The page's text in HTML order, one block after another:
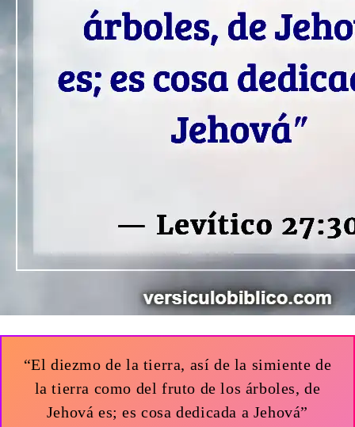
“El diezmo de la tierra, así de la simiente de
la tierra como del fruto de los árboles, de
Jehová es; es cosa dedicada a Jehová”